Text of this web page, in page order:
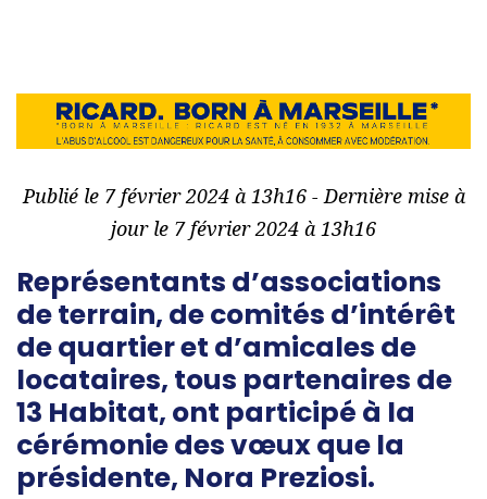
Publié le 7 février 2024 à 13h16 - Dernière mise à
jour le 7 février 2024 à 13h16
Représentants d’associations
de terrain, de comités d’intérêt
de quartier et d’amicales de
locataires, tous partenaires de
13 Habitat, ont participé à la
cérémonie des vœux que la
présidente, Nora Preziosi.